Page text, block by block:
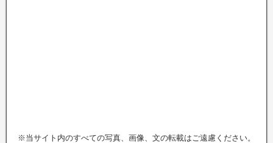
※当サイト内のすべての写真、画像、文の転載はご遠慮ください。